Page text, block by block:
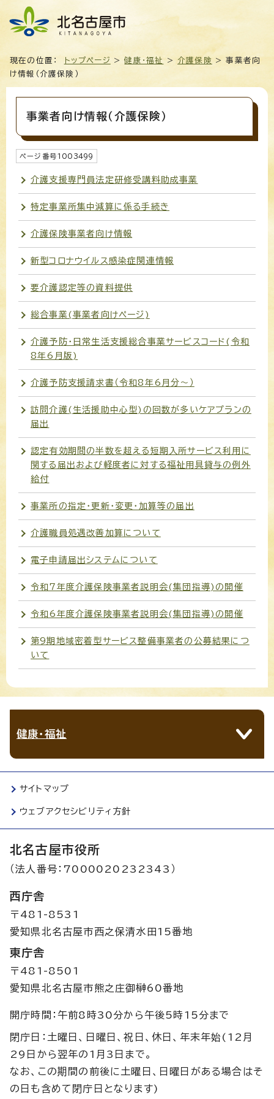
現在の位置： トップページ >健康・福祉 > 介護保険 > 事業者向
け情報（介護保険）
事業者向け情報（介護保険）
ページ番号1003499
介護支援専門員法定研修受講料助成事業
特定事業所集中減算に係る手続き
介護保険事業者向け情報
新型コロナウイルス感染症関連情報
要介護認定等の資料提供
総合事業(事業者向けページ)
介護予防・日常生活支援総合事業サービスコード(令和
8年6月版)
介護予防支援請求書（令和8年6月分～）
訪問介護(生活援助中心型)の回数が多いケアプランの
届出
認定有効期間の半数を超える短期入所サービス利用に
関する届出および軽度者に対する福祉用具貸与の例外
給付
事業所の指定・更新・変更・加算等の届出
介護職員処遇改善加算について
電子申請届出システムについて
令和7年度介護保険事業者説明会(集団指導)の開催
令和6年度介護保険事業者説明会(集団指導)の開催
第9期地域密着型サービス整備事業者の公募結果につ
いて
健康・福祉
サイトマップ
ウェブアクセシビリティ方針
北名古屋市役所
（法人番号：7000020232343）
西庁舎
〒481-8531
愛知県北名古屋市西之保清水田15番地
東庁舎
〒481-8501
愛知県北名古屋市熊之庄御榊60番地
開庁時間：午前8時30分から午後5時15分まで
閉庁日：土曜日、日曜日、祝日、休日、年末年始(12月
29日から翌年の1月3日まで。
なお、この期間の前後に土曜日、日曜日がある場合はそ
の日も含めて閉庁日となります)